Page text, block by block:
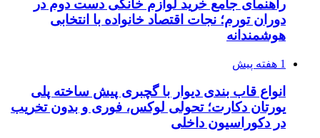
راهنمای جامع خرید لوازم خانگی دست دوم در
دوران تورم؛ نجات اقتصاد خانواده با انتخابی
هوشمندانه
1 هفته پیش
انواع قاب بندی دیوار با گچبری پیش ساخته پلی
یورتان دکارت؛ تحولی لوکس، فوری و بدون تخریب
در دکوراسیون داخلی